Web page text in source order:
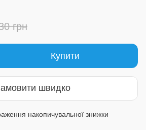
грн
Купити
швидко
накопичувальної знижки